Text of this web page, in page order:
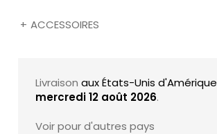
ACCESSOIRES
Livraison aux États-Unis d'Amérique
mercredi 12 août 2026.
Voir pour d'autres pays